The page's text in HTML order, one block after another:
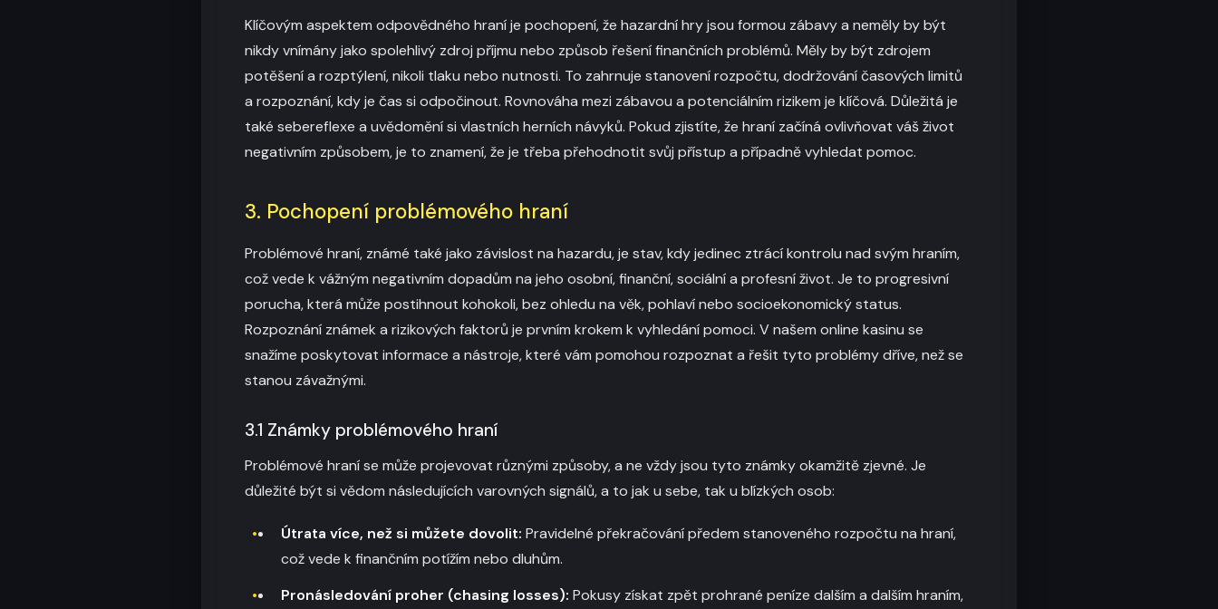
Klíčovým aspektem odpovědného hraní je pochopení, že hazardní hry jsou formou zábavy a neměly by být
nikdy vnímány jako spolehlivý zdroj příjmu nebo způsob řešení finančních problémů. Měly by být zdrojem
potěšení a rozptýlení, nikoli tlaku nebo nutnosti. To zahrnuje stanovení rozpočtu, dodržování časových limitů
a rozpoznání, kdy je čas si odpočinout. Rovnováha mezi zábavou a potenciálním rizikem je klíčová. Důležitá je
také sebereflexe a uvědomění si vlastních herních návyků. Pokud zjistíte, že hraní začíná ovlivňovat váš život
negativním způsobem, je to znamení, že je třeba přehodnotit svůj přístup a případně vyhledat pomoc.
3. Pochopení problémového hraní
Problémové hraní, známé také jako závislost na hazardu, je stav, kdy jedinec ztrácí kontrolu nad svým hraním,
což vede k vážným negativním dopadům na jeho osobní, finanční, sociální a profesní život. Je to progresivní
porucha, která může postihnout kohokoli, bez ohledu na věk, pohlaví nebo socioekonomický status.
Rozpoznání známek a rizikových faktorů je prvním krokem k vyhledání pomoci. V našem online kasinu se
snažíme poskytovat informace a nástroje, které vám pomohou rozpoznat a řešit tyto problémy dříve, než se
stanou závažnými.
3.1 Známky problémového hraní
Problémové hraní se může projevovat různými způsoby, a ne vždy jsou tyto známky okamžitě zjevné. Je
důležité být si vědom následujících varovných signálů, a to jak u sebe, tak u blízkých osob:
Útrata více, než si můžete dovolit: Pravidelné překračování předem stanoveného rozpočtu na hraní,
což vede k finančním potížím nebo dluhům.
Pronásledování proher (chasing losses): Pokusy získat zpět prohrané peníze dalším a dalším hraním,